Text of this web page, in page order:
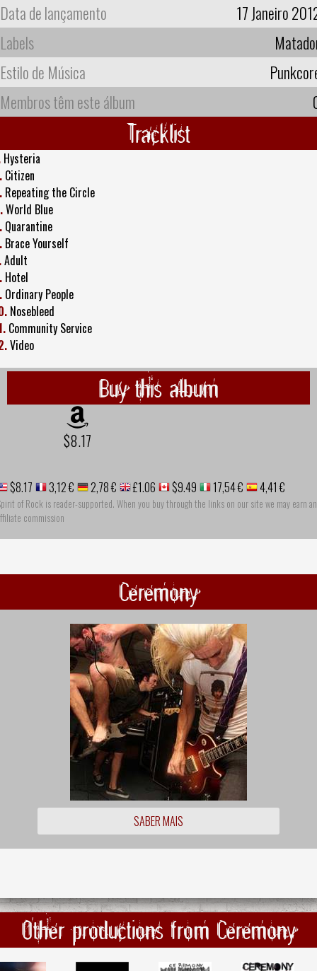
Data de lançamento
17 Janeiro
Labels
Estilo de Música
Membros têm este álbum
Tracklist
Hysteria
Citizen
Repeating the Circle
World Blue
Quarantine
Brace Yourself
Adult
Hotel
Ordinary People
Nosebleed
Community Service
Video
Buy this album
$8.17
$8.17 3,12 € 2,78 € £1.06 $9.49 17,54 € 4,41 €
of Rock is reader-supported. When you buy through the links on our site we may earn an
commission
Ceremony
SABER MAIS
Other productions from Ceremony